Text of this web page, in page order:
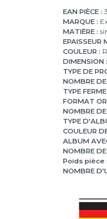
EAN PIÈCE :
MARQUE :
MATIÈRE :
EPAISSEUR
COULEUR :
DIMENSION :
TYPE DE
NOMBRE DE
TYPE
FORMAT
NOMBRE DE
TYPE
COULEUR
ALBUM
NOMBRE
Poids pièce :
NOMBRE